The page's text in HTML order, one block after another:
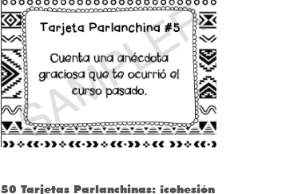
50 Tarjetas Parlanchinas: ¡cohesión